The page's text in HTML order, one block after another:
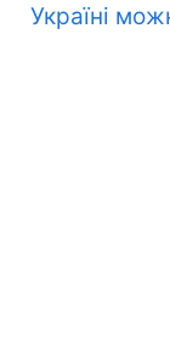
Україні